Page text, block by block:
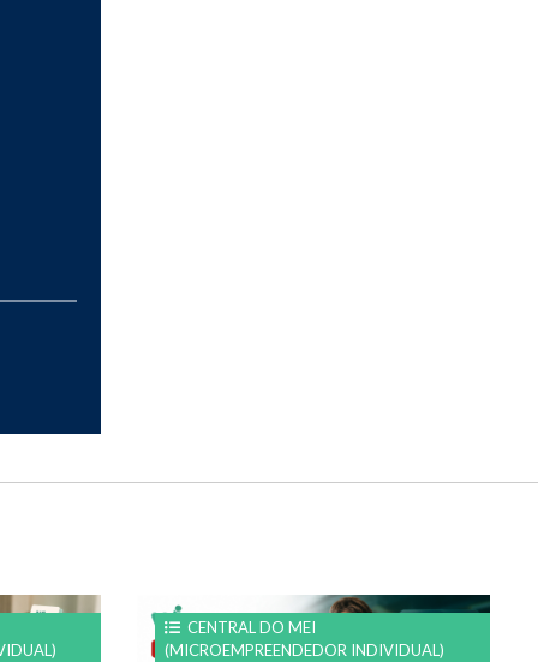
CENTRAL DO MEI
(MICROEMPREENDEDOR INDIVIDUAL)